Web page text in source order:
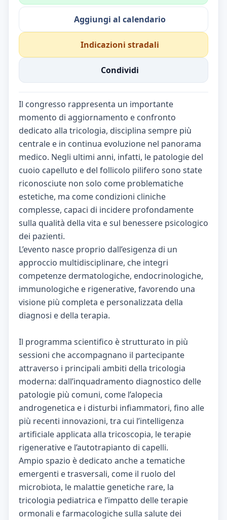
Aggiungi al calendario
Indicazioni stradali
Condividi
Il congresso rappresenta un importante
momento di aggiornamento e confronto
dedicato alla tricologia, disciplina sempre più
centrale e in continua evoluzione nel panorama
medico. Negli ultimi anni, infatti, le patologie del
cuoio capelluto e del follicolo pilifero sono state
riconosciute non solo come problematiche
estetiche, ma come condizioni cliniche
complesse, capaci di incidere profondamente
sulla qualità della vita e sul benessere psicologico
dei pazienti.
L’evento nasce proprio dall’esigenza di un
approccio multidisciplinare, che integri
competenze dermatologiche, endocrinologiche,
immunologiche e rigenerative, favorendo una
visione più completa e personalizzata della
diagnosi e della terapia.
Il programma scientifico è strutturato in più
sessioni che accompagnano il partecipante
attraverso i principali ambiti della tricologia
moderna: dall’inquadramento diagnostico delle
patologie più comuni, come l’alopecia
androgenetica e i disturbi infiammatori, fino alle
più recenti innovazioni, tra cui l’intelligenza
artificiale applicata alla tricoscopia, le terapie
rigenerative e l’autotrapianto di capelli.
Ampio spazio è dedicato anche a tematiche
emergenti e trasversali, come il ruolo del
microbiota, le malattie genetiche rare, la
tricologia pediatrica e l’impatto delle terapie
ormonali e farmacologiche sulla salute dei